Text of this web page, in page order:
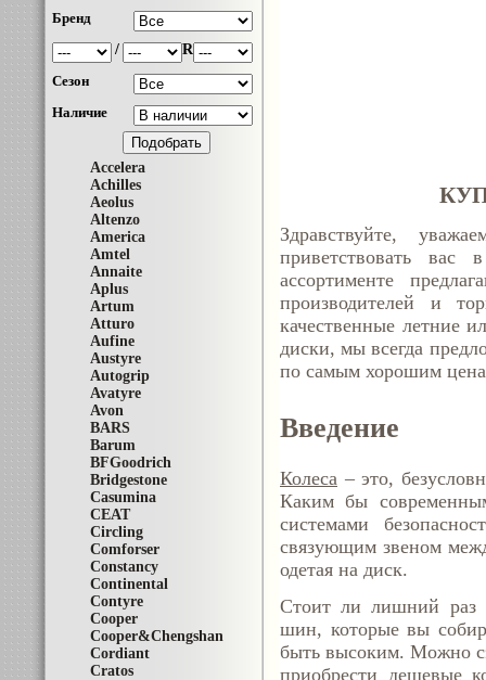
Бренд
/
R
Сезон
Наличие
Accelera
Achilles
Aeolus
Altenzo
America
Amtel
Annaite
Aplus
Artum
Atturo
Aufine
Austyre
Autogrip
Avatyre
Avon
BARS
Barum
BFGoodrich
Bridgestone
Casumina
CEAT
Circling
Comforser
Constancy
Continental
Contyre
Cooper
Cooper&Chengshan
Cordiant
Cratos
Здравствуйте,
приветствовать
ассортименте
производителей и
качественные летние
диски, мы всегда
по самым хорошим
Введение
Колеса – это,
Каким бы
системами
связующим звеном
одетая на диск.
Стоит ли лишний раз
шин, которые вы
быть высоким. Можно
приобрести дешевые